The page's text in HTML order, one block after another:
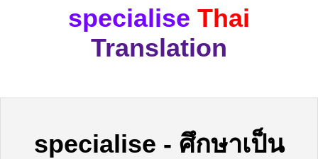
specialise Thai
Translation
specialise - ศึกษาเป็น